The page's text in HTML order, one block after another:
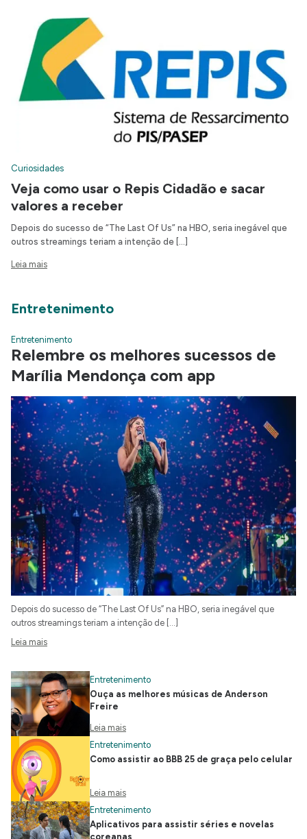
Curiosidades
Veja como usar o Repis Cidadão e sacar
valores a receber
Depois do sucesso de “The Last Of Us” na HBO, seria inegável que
outros streamings teriam a intenção de […]
Leia mais
Entretenimento
Entretenimento
Relembre os melhores sucessos de
Marília Mendonça com app
Depois do sucesso de “The Last Of Us” na HBO, seria inegável que
outros streamings teriam a intenção de […]
Leia mais
Entretenimento
Ouça as melhores músicas de Anderson
Freire
Leia mais
Entretenimento
Como assistir ao BBB 25 de graça pelo celular
Leia mais
Entretenimento
Aplicativos para assistir séries e novelas
coreanas